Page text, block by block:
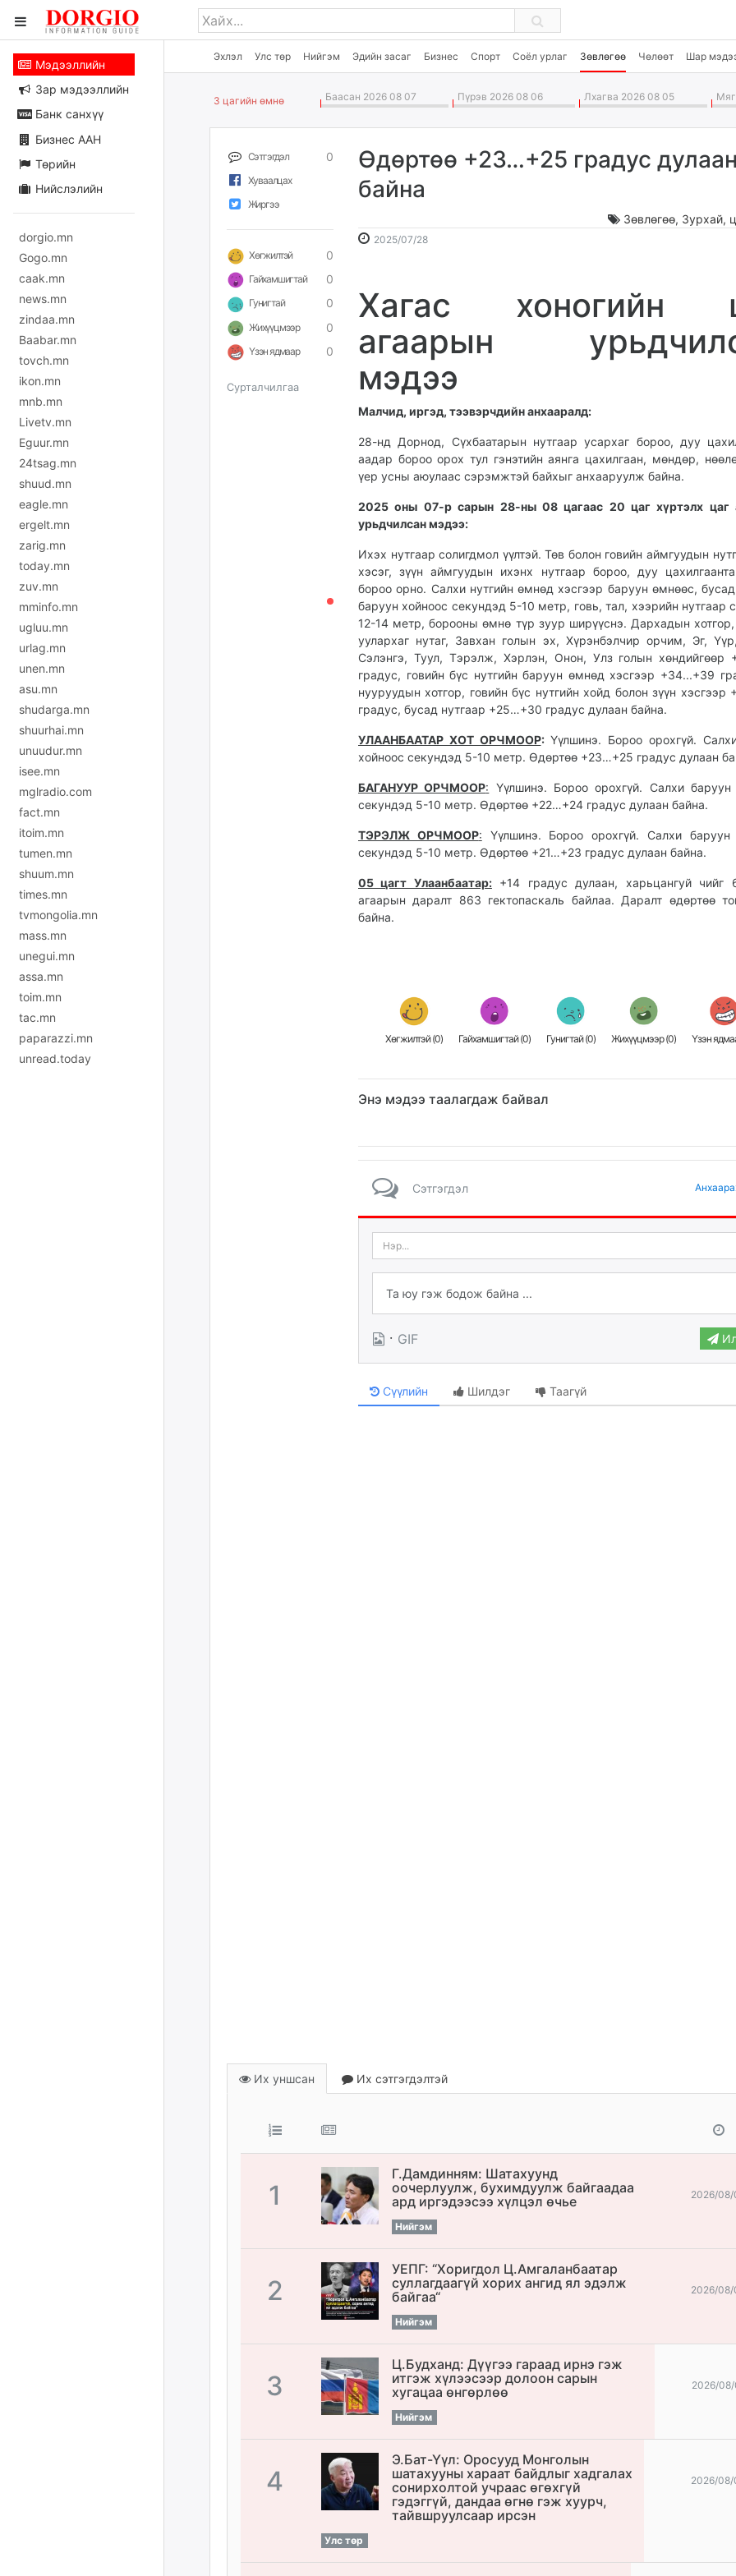
Эхлэл Улс төр Нийгэм Эдийн засаг Бизнес Спорт Соёл урлаг Зөвлөгөө Чөлөөт Шар
Мэдээллийн
Зар мэдээллийн
Банк санхүү
Бизнес ААН
Төрийн
Нийслэлийн
dorgio.mn
Gogo.mn
caak.mn
news.mn
zindaa.mn
Baabar.mn
tovch.mn
ikon.mn
mnb.mn
Livetv.mn
Eguur.mn
24tsag.mn
shuud.mn
eagle.mn
ergelt.mn
zarig.mn
today.mn
zuv.mn
mminfo.mn
ugluu.mn
urlag.mn
unen.mn
asu.mn
shudarga.mn
shuurhai.mn
unuudur.mn
isee.mn
mglradio.com
fact.mn
itoim.mn
tumen.mn
shuum.mn
times.mn
tvmongolia.mn
mass.mn
unegui.mn
assa.mn
toim.mn
tac.mn
paparazzi.mn
unread.today
3 цагийн өмнө Баасан 2026 08 07 Пүрэв 2026 08 06 Лхагва 2026 08 05
Сэтгэгдэл 0
Хуваалцах
Жиргээ
Хөгжилтэй 0
Гайхамшигтай 0
Гунигтай 0
Жихүүцмээр 0
Үзэн ядмаар 0
Сурталчилгаа
Өдөртөө +23…+25 градус дулаан
байна
Зөвлөгөө, Зурхай,
2025/07/282025-
09:06:34
2026-
14:17:05
Хагас хоногийн
агаарын
мэдээ
Малчид, иргэд, тээвэрчдийн анхааралд:
28-нд Дорнод, Сүхбаатарын нутгаар усархаг бороо, дуу
аадар бороо орох тул гэнэтийн аянга цахилгаан, мөндөр,
үер усны аюулаас сэрэмжтэй байхыг анхааруулж байна.
2025 оны 07-р сарын 28-ны 08 цагаас 20 цаг хүртэлх цаг
урьдчилсан мэдээ:
Ихэх нутгаар солигдмол үүлтэй. Төв болон говийн аймгуудын
хэсэг, зүүн аймгуудын ихэнх нутгаар бороо, дуу
бороо орно. Салхи нутгийн өмнөд хэсгээр баруун өмнөөс, бусад
баруун хойноос секундэд 5-10 метр, говь, тал, хээрийн нутгаар
12-14 метр, борооны өмнө түр зуур ширүүснэ. Дархадын хотгор,
уулархаг нутаг, Завхан голын эх, Хүрэнбэлчир орчим, Эг,
Сэлэнгэ, Туул, Тэрэлж, Хэрлэн, Онон, Улз голын хөндийгөөр
градус, говийн бүс нутгийн баруун өмнөд хэсгээр +34...+39
нууруудын хотгор, говийн бүс нутгийн хойд болон зүүн хэсгээр
градус, бусад нутгаар +25…+30 градус дулаан байна.
УЛААНБААТАР ХОТ ОРЧМООР:Үүлшинэ. Бороо орохгүй.
хойноос секундэд 5-10 метр. Өдөртөө +23…+25 градус дулаан
БАГАНУУР ОРЧМООР: Үүлшинэ. Бороо орохгүй. Салхи баруун
секундэд 5-10 метр. Өдөртөө +22…+24 градус дулаан байна.
ТЭРЭЛЖ ОРЧМООР: Үүлшинэ. Бороо орохгүй. Салхи баруун
секундэд 5-10 метр. Өдөртөө +21…+23 градус дулаан байна.
05 цагт Улаанбаатар:+14 градус дулаан, харьцангуй чийг
агаарын даралт 863 гектопаскаль байлаа. Даралт өдөртөө
байна.
Хөгжилтэй (0) Гайхамшигтай (0) Гунигтай (0) Жихүүцмээр (0) Үзэн
Энэ мэдээ таалагдаж байвал
Сэтгэгдэл
· GIF
Сүүлийн Шилдэг Таагүй
Их уншсан Их сэтгэгдэлтэй
1
Г.Дамдинням: Шатахуунд
оочерлуулж, бухимдуулж байгаадаа
ард иргэдээсээ хүлцэл өчье
Нийгэм
2026/08/
2
УЕПГ: “Хоригдол Ц.Амгаланбаатар
cуллагдаагүй хорих ангид ял эдэлж
байгаа“
Нийгэм
2026/08/
3
Ц.Будханд: Дүүгээ гараад ирнэ гэж
итгэж хүлээсээр долоон сарын
хугацаа өнгөрлөө
Нийгэм
2026/
4
Э.Бат-Үүл: Оросууд Монголын
шатахууны хараат байдлыг хадгалах
сонирхолтой учраас өгөхгүй
гэдэггүй, дандаа өгнө гэж хуурч,
тайвшруулсаар ирсэн
Улс төр
2026/08/